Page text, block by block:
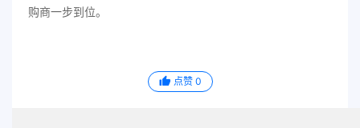
购商一步到位。
点赞 0